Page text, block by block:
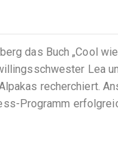
das Buch „Cool
Lea
recherchiert.
Programm